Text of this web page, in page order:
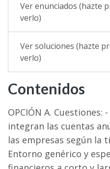
Selectividad
Blog
Ver enunciados (hazte
verlo)
Ver soluciones (hazte
verlo)
Contenidos
OPCIÓN A. Cuestiones:
integran las cuentas
las empresas según la
Entorno genérico y